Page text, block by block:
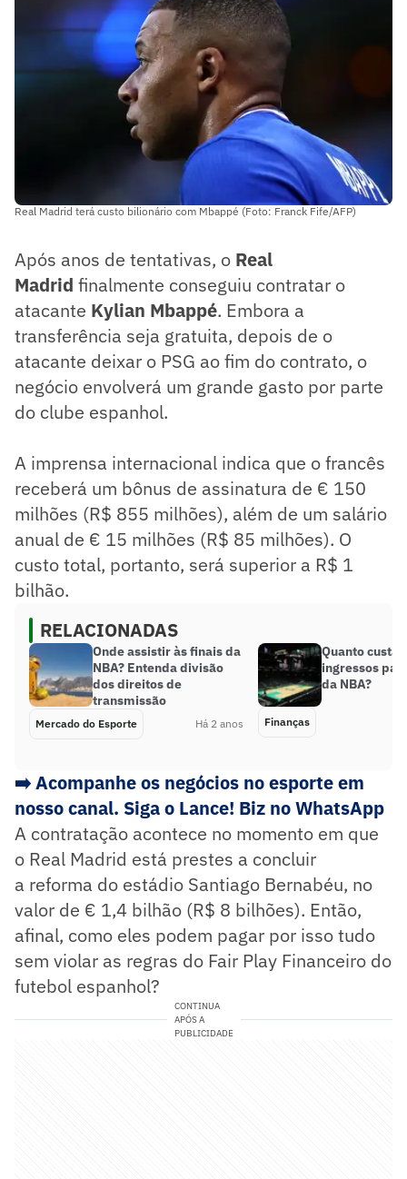
Real Madrid terá custo bilionário com Mbappé (Foto: Franck Fife/AFP)
Após anos de tentativas, o Real
Madrid finalmente conseguiu contratar o
atacante Kylian Mbappé. Embora a
transferência seja gratuita, depois de o
atacante deixar o PSG ao fim do contrato, o
negócio envolverá um grande gasto por parte
do clube espanhol.
A imprensa internacional indica que o francês
receberá um bônus de assinatura de € 150
milhões (R$ 855 milhões), além de um salário
anual de € 15 milhões (R$ 85 milhões). O
custo total, portanto, será superior a R$ 1
bilhão.
RELACIONADAS
Onde assistir às finais da
NBA? Entenda divisão
dos direitos de
transmissão
Mercado do Esporte Há 2 anos
Quanto
ingressos
da NBA?
Finanças
➡️Acompanhe os negócios no esporte em
nosso canal. Siga o Lance! Biz no WhatsApp
A contratação acontece no momento em que
o Real Madrid está prestes a concluir
a reforma do estádio Santiago Bernabéu, no
valor de € 1,4 bilhão (R$ 8 bilhões). Então,
afinal, como eles podem pagar por isso tudo
sem violar as regras do Fair Play Financeiro do
futebol espanhol?
CONTINUA
APÓS A
PUBLICIDADE